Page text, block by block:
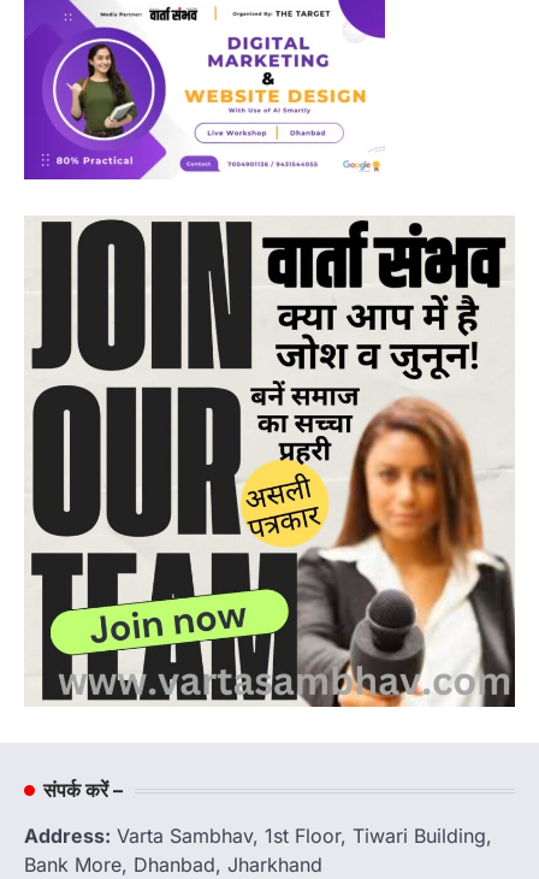
संपर्क करें –
Address: Varta Sambhav, 1st Floor, Tiwari Building,
Bank More, Dhanbad, Jharkhand